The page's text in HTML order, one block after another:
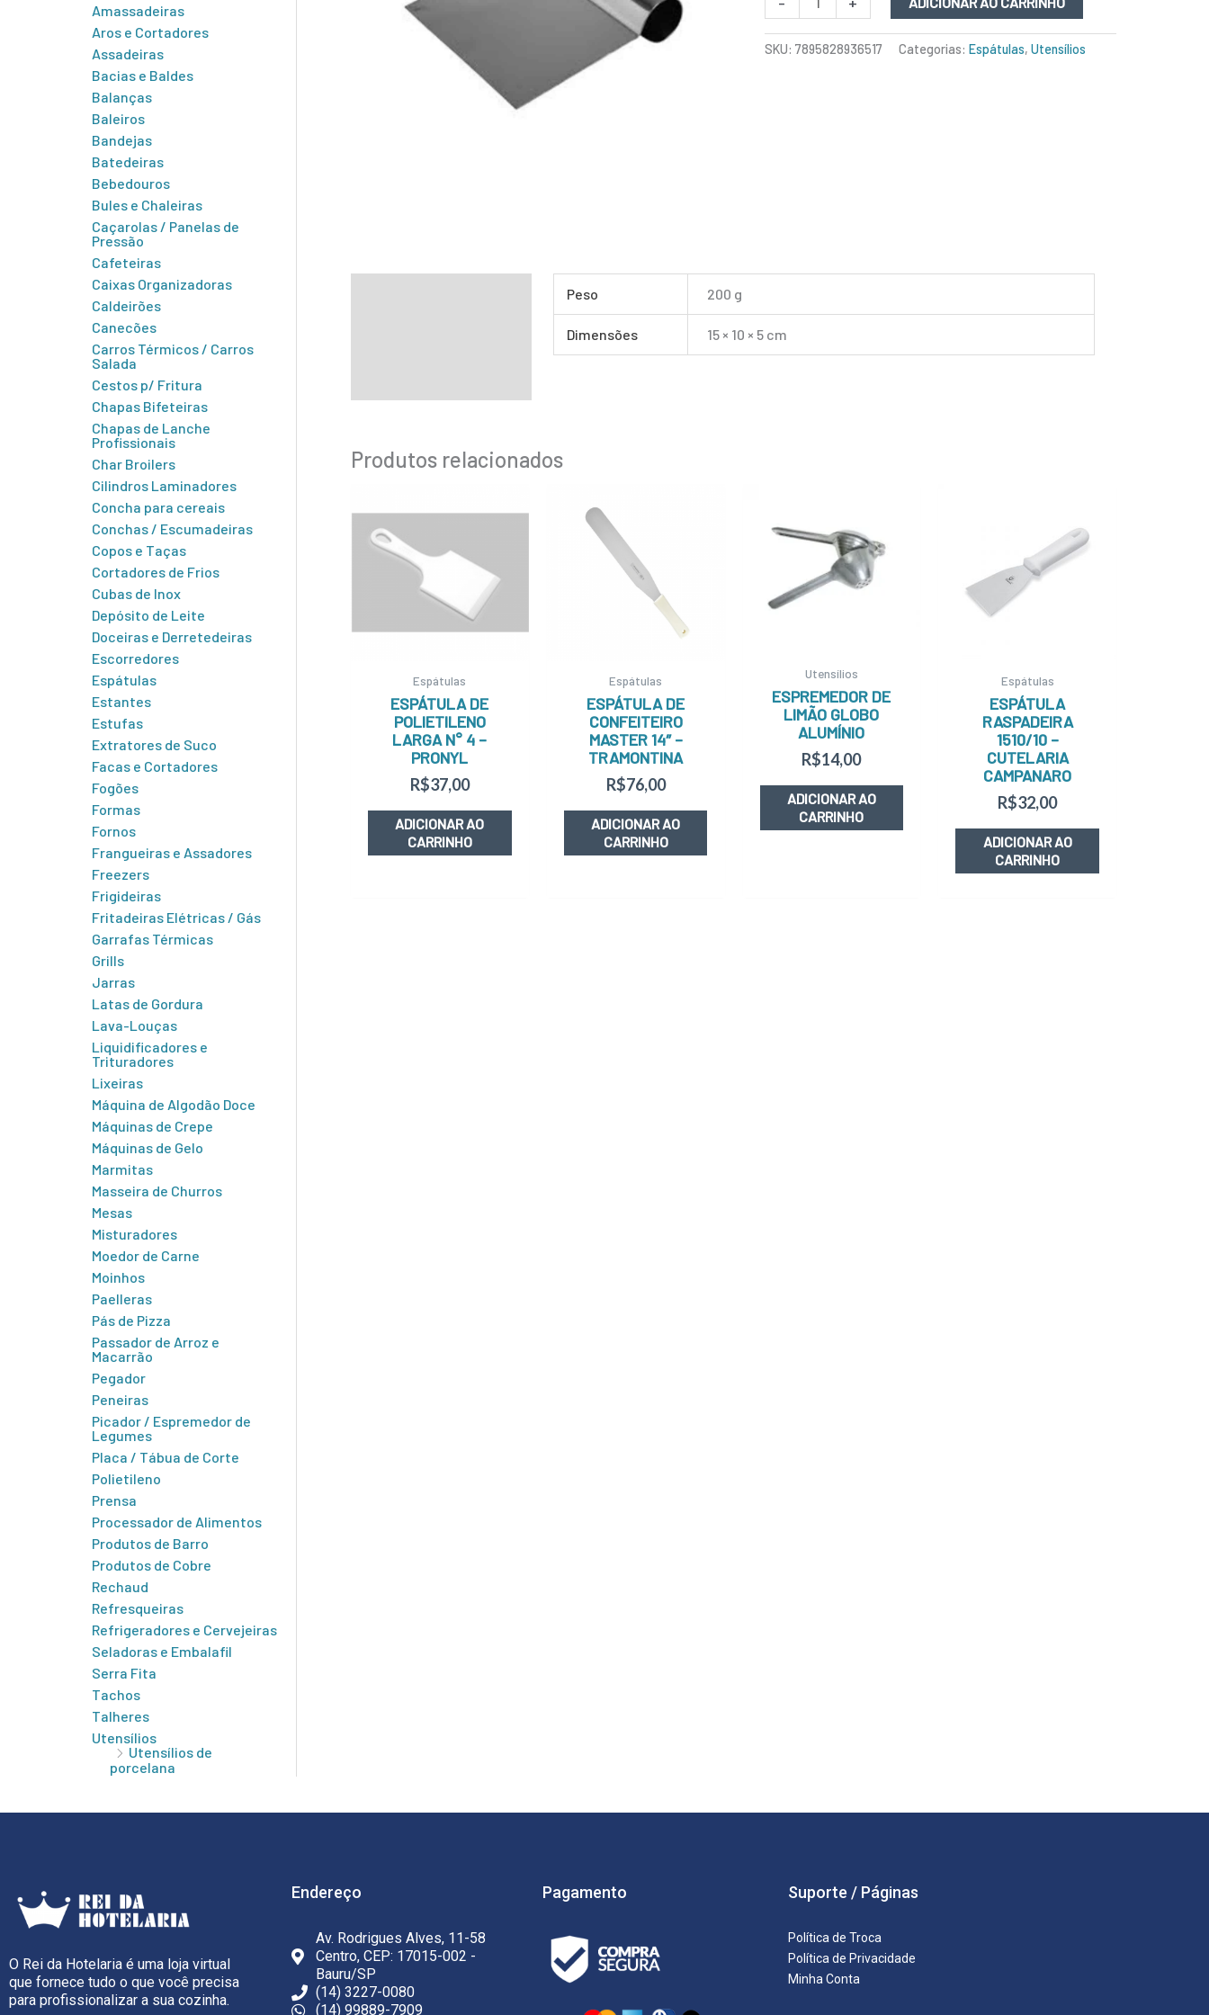
Amassadeiras
Aros e Cortadores
Assadeiras
Bacias e Baldes
Balanças
Baleiros
Bandejas
Batedeiras
Bebedouros
Bules e Chaleiras
Caçarolas / Panelas de
Pressão
Cafeteiras
Caixas Organizadoras
Caldeirões
Canecões
Carros Térmicos / Carros
Salada
Cestos p/ Fritura
Chapas Bifeteiras
Chapas de Lanche
Profissionais
Char Broilers
Cilindros Laminadores
Concha para cereais
Conchas / Escumadeiras
Copos e Taças
Cortadores de Frios
Cubas de Inox
Depósito de Leite
Doceiras e Derretedeiras
Escorredores
Espátulas
Estantes
Estufas
Extratores de Suco
Facas e Cortadores
Fogões
Formas
Fornos
Frangueiras e Assadores
Freezers
Frigideiras
Fritadeiras Elétricas / Gás
Garrafas Térmicas
Grills
Jarras
Latas de Gordura
Lava-Louças
Liquidificadores e
Trituradores
Lixeiras
Máquina de Algodão Doce
Máquinas de Crepe
Máquinas de Gelo
Marmitas
Masseira de Churros
Mesas
Misturadores
Moedor de Carne
Moinhos
Paelleras
Pás de Pizza
Passador de Arroz e
Macarrão
Pegador
Peneiras
Picador / Espremedor de
Legumes
Placa / Tábua de Corte
Polietileno
Prensa
Processador de Alimentos
Produtos de Barro
Produtos de Cobre
Rechaud
Refresqueiras
Refrigeradores e Cervejeiras
Seladoras e Embalafil
Serra Fita
Tachos
Talheres
Utensílios
Utensílios de
porcelana
SKU: 7895828936517 Categorias: Espátulas, Utensílios
Peso 200 g
Dimensões 15 × 10 × 5 cm
Produtos relacionados
Espátulas
ESPÁTULA DE
POLIETILENO
LARGA N° 4 –
PRONYL
R$37,00
ADICIONAR AO
CARRINHO
Espátulas
ESPÁTULA DE
CONFEITEIRO
MASTER 14″ –
TRAMONTINA
R$76,00
ADICIONAR AO
CARRINHO
Utensílios
ESPREMEDOR DE
LIMÃO GLOBO
ALUMÍNIO
R$14,00
ADICIONAR AO
CARRINHO
Espátulas
ESPÁTULA
RASPADEIRA
1510/10 –
CUTELARIA
CAMPANARO
R$32,00
ADICIONAR AO
CARRINHO
O Rei da Hotelaria é uma loja virtual
que fornece tudo o que você precisa
para profissionalizar a sua cozinha.
Endereço
Av. Rodrigues Alves, 11-58
Centro, CEP: 17015-002 -
Bauru/SP
(14) 3227-0080
(14) 99889-7909
Pagamento Suporte / Páginas
Política de Troca
Política de Privacidade
Minha Conta